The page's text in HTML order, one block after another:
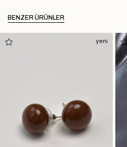
BENZER ÜRÜNLER
yeni